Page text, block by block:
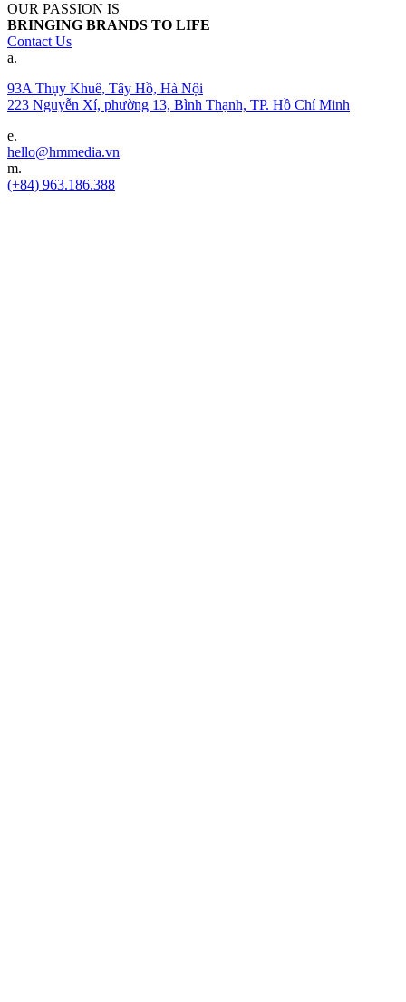
OUR PASSION IS
BRINGING BRANDS TO LIFE
Contact Us
a.
93A Thụy Khuê, Tây Hồ, Hà Nội
223 Nguyễn Xí, phường 13, Bình Thạnh, TP. Hồ Chí Minh
e.
hello@hmmedia.vn
m.
(+84) 963.186.388